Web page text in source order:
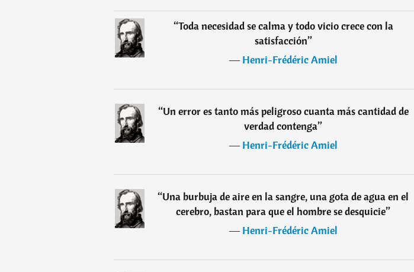
“Toda necesidad se calma y todo vicio crece con la
satisfacción”
―Henri-Frédéric Amiel
“Un error es tanto más peligroso cuanta más cantidad de
verdad contenga”
―Henri-Frédéric Amiel
“Una burbuja de aire en la sangre, una gota de agua en el
cerebro, bastan para que el hombre se desquicie”
―Henri-Frédéric Amiel